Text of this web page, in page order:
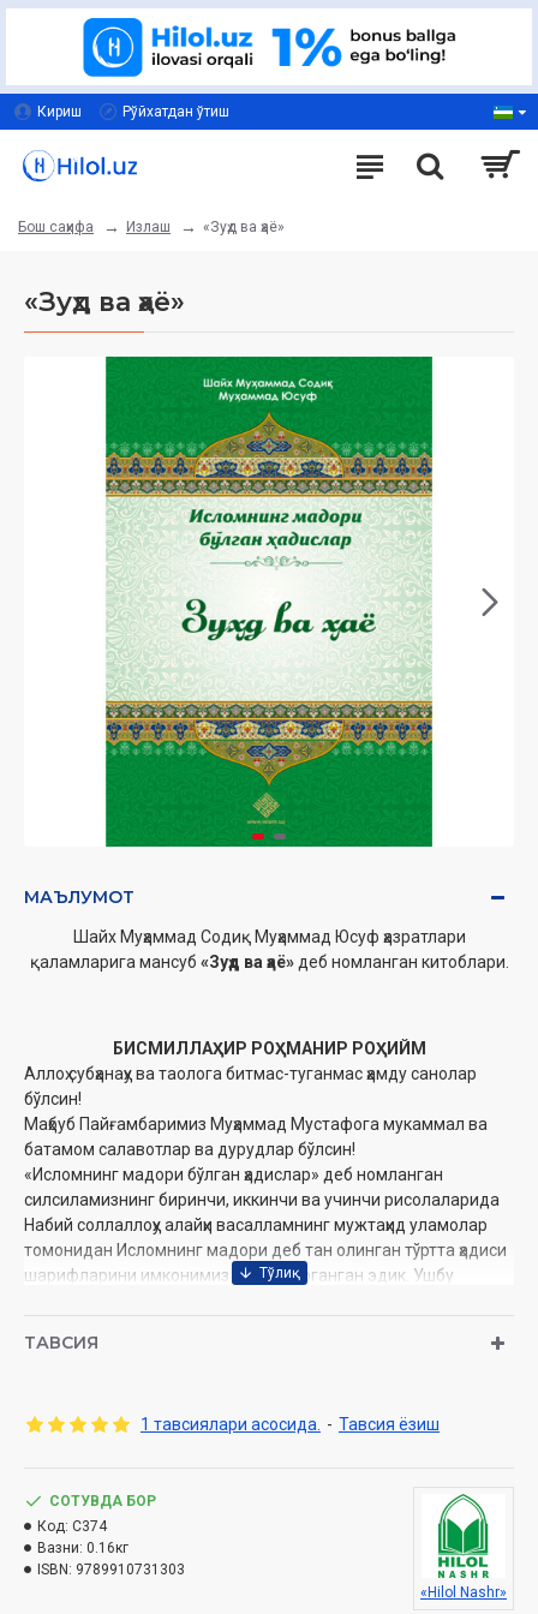
Кириш Рўйхатдан ўтиш
Бош саҳифа Излаш «Зуҳд ва ҳаё»
«Зуҳд ва ҳаё»
МАЪЛУМОТ
Шайх Муҳаммад Содиқ Муҳаммад Юсуф ҳазратлари
қаламларига мансуб «Зуҳд ва ҳаё»деб номланган китоблари.
БИСМИЛЛАҲИР РОҲМАНИР РОҲИЙМ
Аллоҳ субҳанаҳу ва таолога битмас-туганмас ҳамду санолар
бўлсин!
Маҳбуб Пайғамбаримиз Муҳаммад Мустафога мукаммал ва
батамом салавотлар ва дурудлар бўлсин!
«Исломнинг мадори бўлган ҳадислар» деб номланган
силсиламизнинг биринчи, иккинчи ва учинчи рисолаларида
Набий соллаллоҳу алайҳи васалламнинг мужтаҳид уламолар
томонидан Исломнинг мадори деб тан олинган тўртта ҳадиси
шарифларини имконимиз борича ўрганган эдик. Ушбу
ниятидамиз.
«Исломнинг мадори бўлган ҳадислар шарҳи» деб номланган
насиҳатдир» ва «Киши Исломининг гўзаллиги» ҳадислари
қўлдан келганича шарҳ қилинди. Мазкур тўрт ҳадиси шариф ҳам
мусулмон банда ҳаётининг кўпгина соҳаларини ўзига қамраб
олган эди. Уларда фиқҳ, руҳий тарбия ва бошқа соҳаларда сўз
ТАВСИЯ
1 тавсиялари асосида. - Тавсия ёзиш
СОТУВДА БОР
Код: C374
Вазни: 0.16кг
ISBN: 9789910731303
«Hilol Nashr»